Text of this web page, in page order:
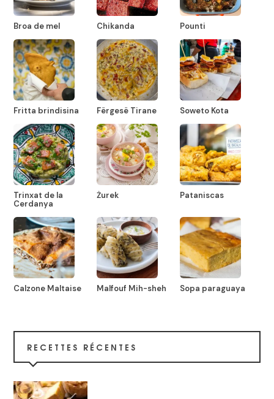
Broa de mel Chikanda Pounti
Fritta brindisina Fërgesë Tirane Soweto Kota
Trinxat de la
Cerdanya
Żurek Pataniscas
Calzone Maltaise Malfouf Mih-sheh Sopa paraguaya
RECETTES RÉCENTES